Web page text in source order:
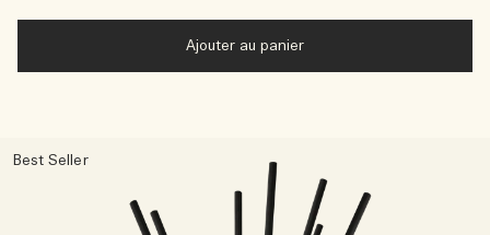
Ajouter au panier
Best Seller